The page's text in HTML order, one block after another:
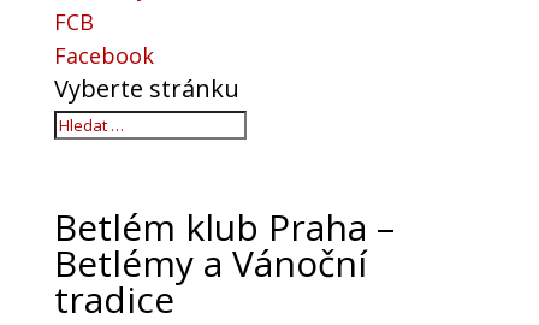
FCB
Facebook
Vyberte stránku
Betlém klub Praha –
Betlémy a Vánoční
tradice